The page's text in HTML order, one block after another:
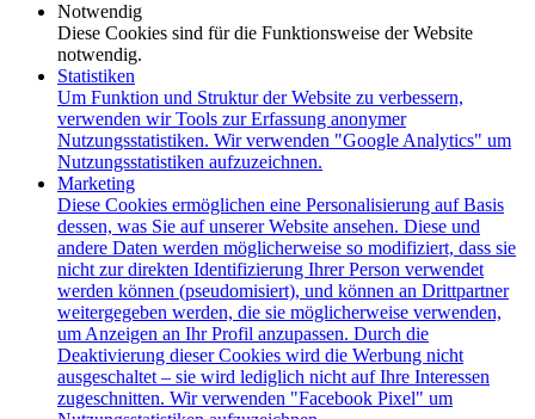
Notwendig
Diese Cookies sind für die Funktionsweise der Website
notwendig.
Statistiken
Um Funktion und Struktur der Website zu verbessern,
verwenden wir Tools zur Erfassung anonymer
Nutzungsstatistiken. Wir verwenden "Google Analytics" um
Nutzungsstatistiken aufzuzeichnen.
Marketing
Diese Cookies ermöglichen eine Personalisierung auf Basis
dessen, was Sie auf unserer Website ansehen. Diese und
andere Daten werden möglicherweise so modifiziert, dass sie
nicht zur direkten Identifizierung Ihrer Person verwendet
werden können (pseudomisiert), und können an Drittpartner
weitergegeben werden, die sie möglicherweise verwenden,
um Anzeigen an Ihr Profil anzupassen. Durch die
Deaktivierung dieser Cookies wird die Werbung nicht
ausgeschaltet – sie wird lediglich nicht auf Ihre Interessen
zugeschnitten. Wir verwenden "Facebook Pixel" um